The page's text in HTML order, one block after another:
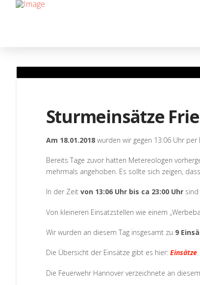
Sturmeinsätze
Am 18.01.2018wurden wir gegen 13:06 Uhr per
Bereits Tage zuvor hatten Metereologen
mehrmals angehoben. Es sollte sich zeigen,
In der Zeit von 13:06 Uhr bis ca 23:00 Uhrsind
Von kleineren Einsatzstellen wie einem
Wir wurden an diesem Tag insgesamt zu 9
Die Übersicht der Einsätze gibt es hier: Einsätze
Die Feuerwehr Hannover verzeichnete an